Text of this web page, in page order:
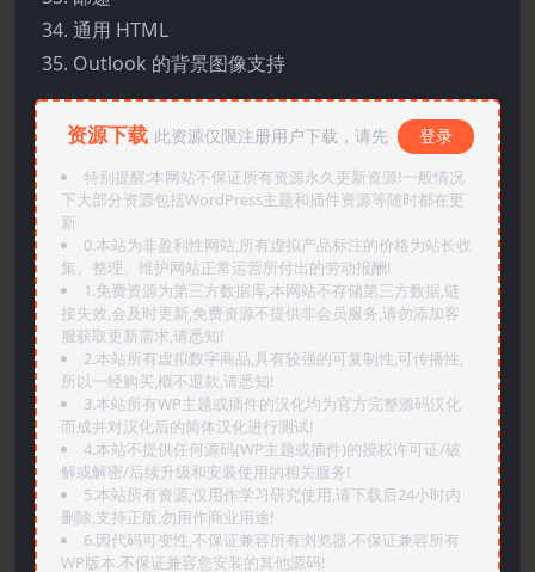
通用 HTML
Outlook 的背景图像支持
资源下载 此资源仅限注册用户下载，请先 登录
特别提醒:本网站不保证所有资源永久更新资源!一般情况
下大部分资源包括WordPress主题和插件资源等随时都在更
新
0.本站为非盈利性网站,所有虚拟产品标注的价格为站长收
集、整理、维护网站正常运营所付出的劳动报酬!
1.免费资源为第三方数据库,本网站不存储第三方数据,链
接失效,会及时更新,免费资源不提供非会员服务,请勿添加客
服获取更新需求,请悉知!
2.本站所有虚拟数字商品,具有较强的可复制性,可传播性,
所以一经购买,概不退款,请悉知!
3.本站所有WP主题或插件的汉化均为官方完整源码汉化
而成并对汉化后的简体汉化进行测试!
4.本站不提供任何源码(WP主题或插件)的授权许可证/破
解或解密/后续升级和安装使用的相关服务!
5.本站所有资源,仅用作学习研究使用,请下载后24小时内
删除,支持正版,勿用作商业用途!
6.因代码可变性,不保证兼容所有浏览器.不保证兼容所有
WP版本.不保证兼容您安装的其他源码!